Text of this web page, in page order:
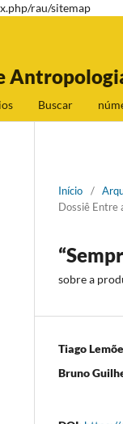
rau/sitemap
Buscar
Início /
Dossiê Entre
sobre a
Tiago
Bruno